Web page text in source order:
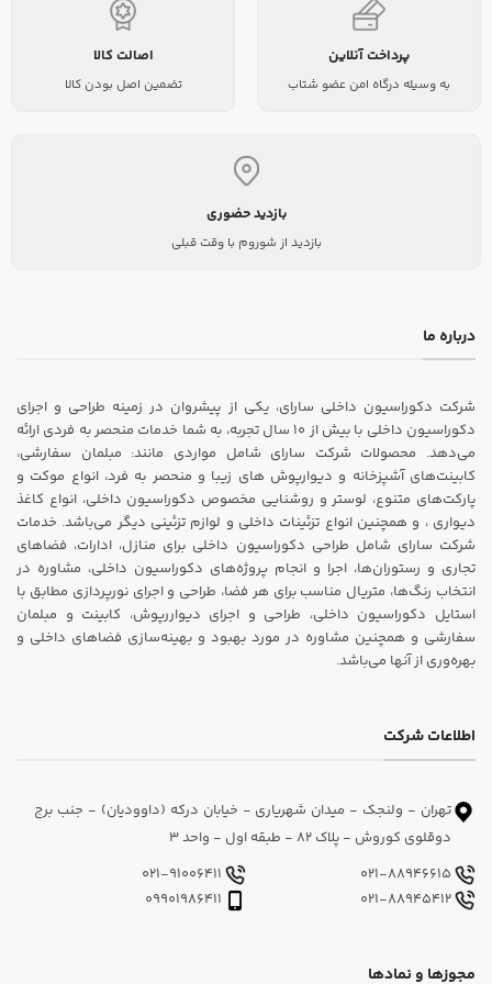
پرداخت آنلاین
به وسیله درگاه امن عضو شتاب
اصالت کالا
تضمین اصل بودن کالا
بازدید حضوری
بازدید از شوروم با وقت قبلی
درباره ما
شرکت دکوراسیون داخلی سارای، یکی از پیشروان در زمینه طراحی و اجرای
دکوراسیون داخلی با بیش از ۱۰ سال تجربه، به شما خدمات منحصر به فردی ارائه
می‌دهد. محصولات شرکت سارای شامل مواردی مانند: مبلمان سفارشی،
کابینت‌های آشپزخانه و دیوارپوش های زیبا و منحصر به فرد، انواع موکت و
پارکت‌های متنوع، لوستر و روشنایی مخصوص دکوراسیون داخلی، انواع کاغذ
دیواری ، و همچنین انواع تزئینات داخلی و لوازم تزئینی دیگر می‌باشد. خدمات
شرکت سارای شامل طراحی دکوراسیون داخلی برای منازل، ادارات، فضاهای
تجاری و رستوران‌ها، اجرا و انجام پروژه‌های دکوراسیون داخلی، مشاوره در
انتخاب رنگ‌ها، متریال مناسب برای هر فضا، طراحی و اجرای نورپردازی مطابق با
استایل دکوراسیون داخلی، طراحی و اجرای دیواررپوش، کابینت و مبلمان
سفارشی و همچنین مشاوره در مورد بهبود و بهینه‌سازی فضاهای داخلی و
بهره‌وری از آنها می‌باشد.
اطلاعات شرکت
تهران - ولنجک - میدان شهریاری - خیابان درکه (داوودیان) - جنب برج
دوقلوی کوروش - پلاک 82 - طبقه اول - واحد 3
مجوزها و نمادها